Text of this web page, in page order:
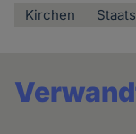
Kirchen